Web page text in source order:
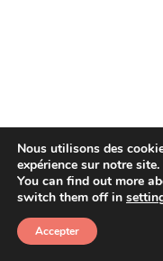
Nous utilisons des
expérience sur notre site.
You can find out more
switch them off in
Accepter